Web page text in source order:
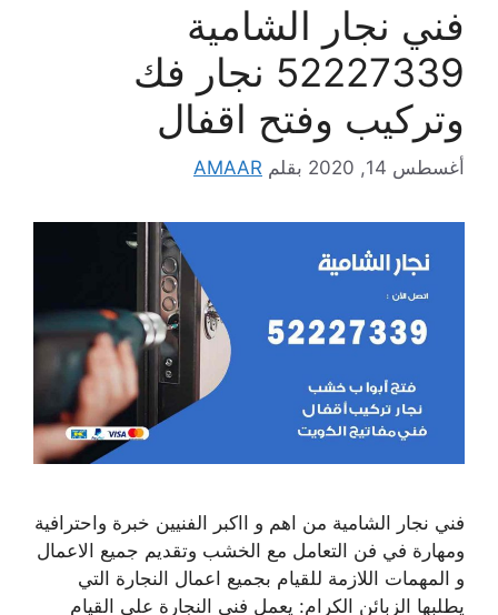
فني نجار الشامية
52227339 نجار فك
وتركيب وفتح اقفال
أغسطس 14, 2020 بقلم AMAAR
فني نجار الشامية من اهم و ااكبر الفنيين خبرة واحترافية
ومهارة في فن التعامل مع الخشب وتقديم جميع الاعمال
و المهمات اللازمة للقيام بجميع اعمال النجارة التي
يطلبها الزبائن الكرام: يعمل فني النجارة على القيام